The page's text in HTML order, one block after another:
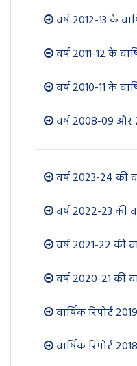
वर्ष 2012-13 के
वर्ष 2011-12 के
वर्ष 2010-11 के
वर्ष 2008-09 और
वर्ष 2023-24 की
वर्ष 2022-23 की
वर्ष 2021-22 की
वर्ष 2020-21 की
वार्षिक रिपोर्ट
वार्षिक रिपोर्ट